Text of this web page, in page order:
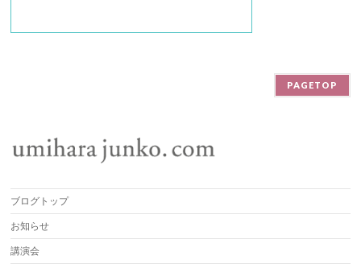
PAGETOP
ブログトップ
お知らせ
講演会